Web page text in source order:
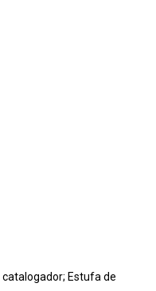
Estufa de